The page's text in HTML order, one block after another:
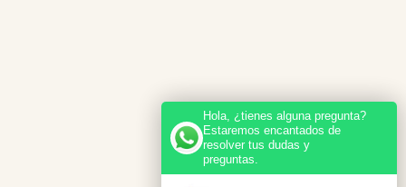
Hola, ¿tienes alguna pregunta?
Estaremos encantados de
resolver tus dudas y
preguntas.